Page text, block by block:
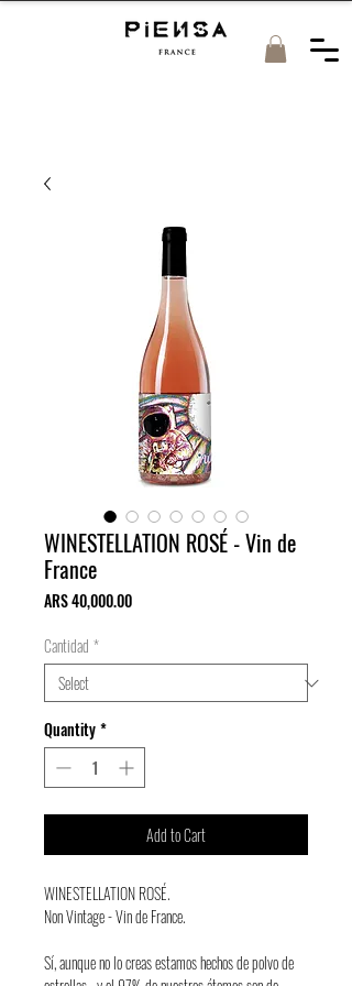
WINESTELLATION ROSÉ - Vin de
France
ARS 40,000.00Price
Cantidad *
Quantity*
Add to Cart
WINESTELLATION ROSÉ.
Non Vintage - Vin de France.
Sí, aunque no lo creas estamos hechos de polvo de